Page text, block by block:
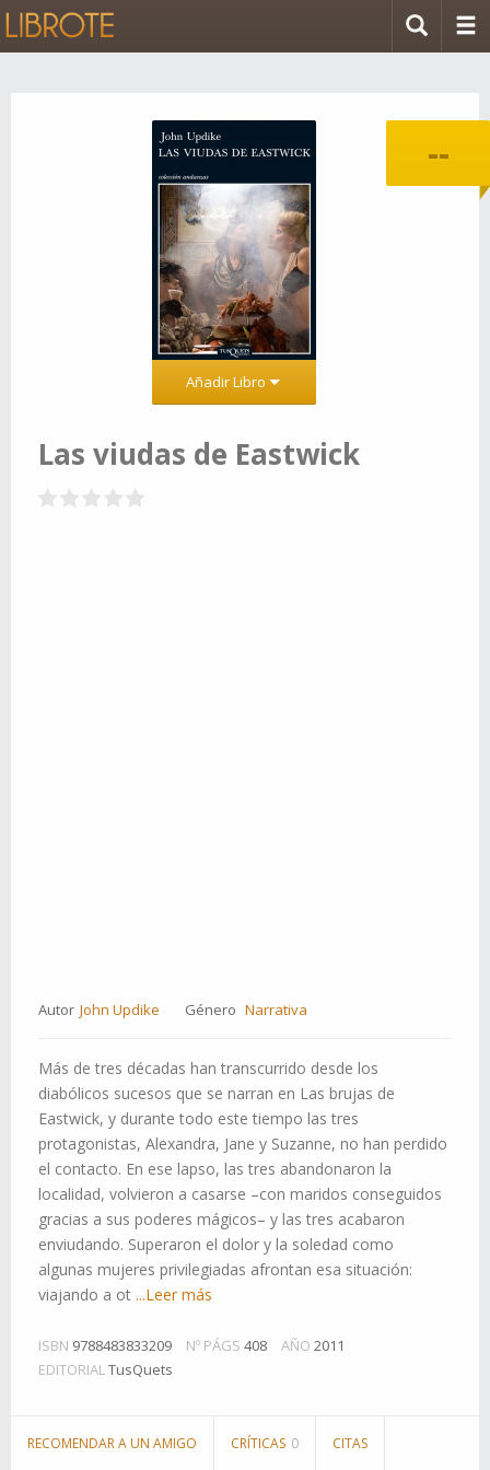
--
Añadir Libro
Las viudas de Eastwick
Autor John Updike Género Narrativa
Más de tres décadas han transcurrido desde los
diabólicos sucesos que se narran en Las brujas de
Eastwick, y durante todo este tiempo las tres
protagonistas, Alexandra, Jane y Suzanne, no han perdido
el contacto. En ese lapso, las tres abandonaron la
localidad, volvieron a casarse –con maridos conseguidos
gracias a sus poderes mágicos– y las tres acabaron
enviudando. Superaron el dolor y la soledad como
algunas mujeres privilegiadas afrontan esa situación:
viajando a ot ...Leer más
ISBN 9788483833209 Nº PÁGS 408 AÑO 2011
EDITORIALTusQuets
RECOMENDAR A UN AMIGO CRÍTICAS 0 CITAS